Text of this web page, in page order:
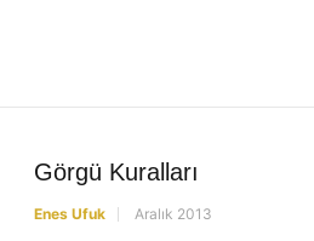
Görgü Kuralları
Enes Ufuk Aralık 2013